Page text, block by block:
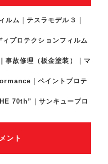
ルム｜テスラモデル３｜
プロテクションフィルム
事故修理（板金塗装）｜マ
｜ペイントプロテ
70th”｜サンキュープロ
ント